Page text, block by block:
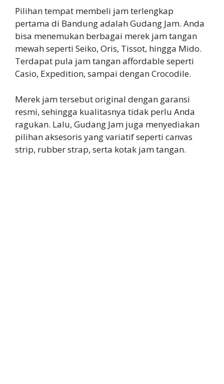
Pilihan tempat membeli jam terlengkap
pertama di Bandung adalah Gudang Jam. Anda
bisa menemukan berbagai merek jam tangan
mewah seperti Seiko, Oris, Tissot, hingga Mido.
Terdapat pula jam tangan affordable seperti
Casio, Expedition, sampai dengan Crocodile.
Merek jam tersebut original dengan garansi
resmi, sehingga kualitasnya tidak perlu Anda
ragukan. Lalu, Gudang Jam juga menyediakan
pilihan aksesoris yang variatif seperti canvas
strip, rubber strap, serta kotak jam tangan.